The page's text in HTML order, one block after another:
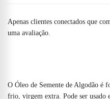
Apenas clientes conectados que
uma avaliação.
O Óleo de Semente de Algodão é
frio, virgem extra. Pode ser usado